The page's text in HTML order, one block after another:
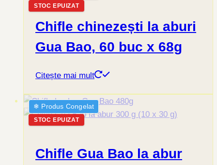
STOC EPUIZAT
Chifle chinezești la aburi
Gua Bao, 60 buc x 68g
Citește mai mult
❄︎ Produs Congelat
STOC EPUIZAT
Chifle Gua Bao la abur